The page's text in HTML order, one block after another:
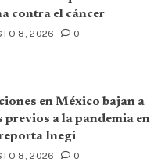
contra el cáncer
8, 2026 0
en México bajan a
previos a la pandemia en
Inegi
8, 2026 0